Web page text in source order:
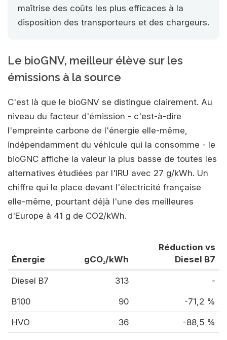
maîtrise des coûts les plus efficaces à la
disposition des transporteurs et des chargeurs.
Le bioGNV, meilleur élève sur les
émissions à la source
C'est là que le bioGNV se distingue clairement. Au
niveau du facteur d'émission - c'est-à-dire
l'empreinte carbone de l'énergie elle-même,
indépendamment du véhicule qui la consomme - le
bioGNC affiche la valeur la plus basse de toutes les
alternatives étudiées par l'IRU avec 27 g/kWh. Un
chiffre qui le place devant l'électricité française
elle-même, pourtant déjà l'une des meilleures
d'Europe à 41 g de CO2/kWh.
Énergie gCO₂/kWh
Réduction vs
Diesel B7
Diesel B7 313 -
B100 90 -71,2 %
HVO 36 -88,5 %